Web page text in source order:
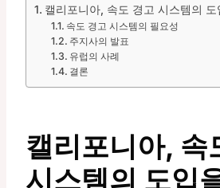
캘리포니아, 속도 경고 시스템의
속도 경고 시스템의 필요성
주지사의 발표
유럽의 사례
결론
캘리포니아, 속
시스템의 도입